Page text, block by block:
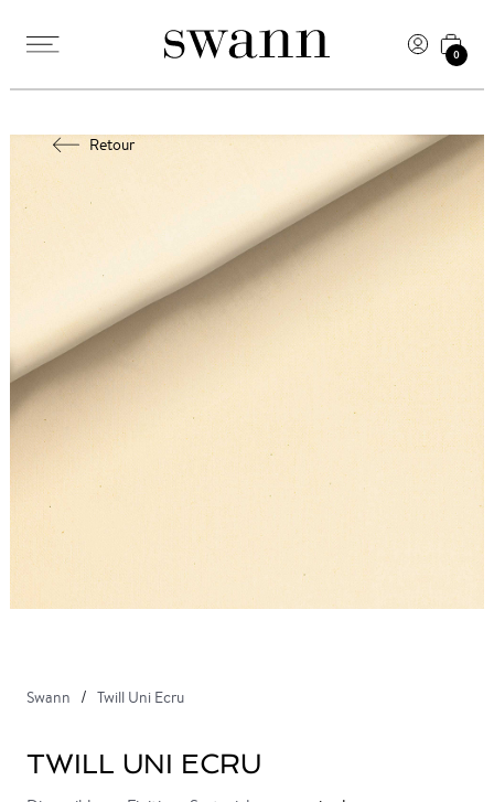
0
Retour
Swann Twill Uni Ecru
TWILL UNI ECRU